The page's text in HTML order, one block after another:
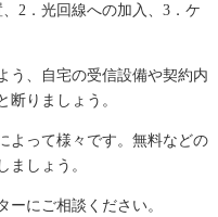
2．光回線への加入、3．ケ
う、自宅の受信設備や契約内
断りましょう。
よって様々です。無料などの
ましょう。
にご相談ください。